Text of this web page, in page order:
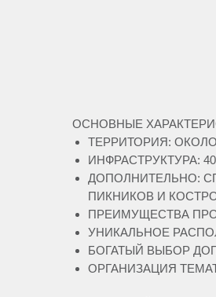
ОСНОВНЫЕ
ТЕРРИТОРИЯ:
ИНФРАСТРУКТУРА:
ДОПОЛНИТЕЛЬНО:
ПИКНИКОВ И
ПРЕИМУЩЕСТВА
УНИКАЛЬНОЕ
БОГАТЫЙ ВЫБОР
ОРГАНИЗАЦИЯ